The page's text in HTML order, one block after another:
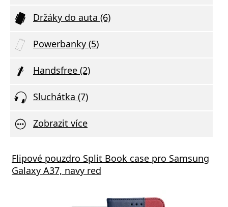
Držáky do auta (6)
Powerbanky (5)
Handsfree (2)
Sluchátka (7)
Zobrazit více
Flipové pouzdro Split Book case pro Samsung
Galaxy A37, navy red